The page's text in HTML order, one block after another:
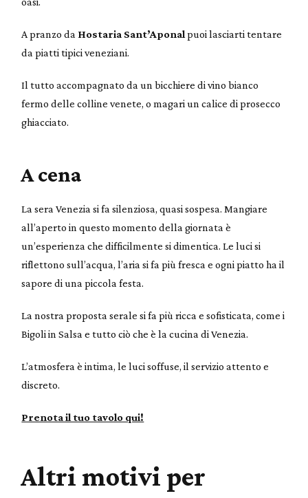
A pranzo da Hostaria Sant’Aponalpuoi lasciarti tentare
da piatti tipici veneziani.
Il tutto accompagnato da un bicchiere di vino bianco
fermo delle colline venete, o magari un calice di prosecco
ghiacciato.
A cena
La sera Venezia si fa silenziosa, quasi sospesa. Mangiare
all’aperto in questo momento della giornata è
un’esperienza che difficilmente si dimentica. Le luci si
riflettono sull’acqua, l’aria si fa più fresca e ogni piatto ha il
sapore di una piccola festa.
La nostra proposta serale si fa più ricca e sofisticata, come i
Bigoli in Salsa e tutto ciò che è la cucina di Venezia.
L’atmosfera è intima, le luci soffuse, il servizio attento e
discreto.
Prenota il tuo tavolo qui!
Altri motivi per